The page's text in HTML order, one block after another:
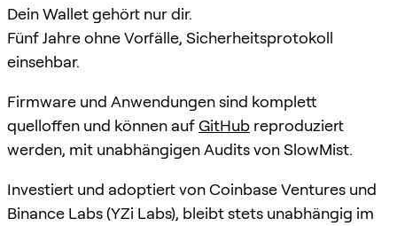
Dein Wallet gehört nur dir.
Fünf Jahre ohne Vorfälle, Sicherheitsprotokoll
einsehbar.
Firmware und Anwendungen sind komplett
quelloffen und können aufGitHub reproduziert
werden, mit unabhängigen Audits von SlowMist.
Investiert und adoptiert von Coinbase Ventures und
Binance Labs (YZi Labs), bleibt stets unabhängig im